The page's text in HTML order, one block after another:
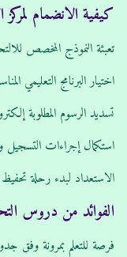
كيفية الانضمام
تعبئة النموذج المخصص
اختيار البرنامج التعليمي
تسديد الرسوم المطلوبة
استكمال إجراءات التسجيل
الاستعداد لبدء رحلة
الفوائد من دروس
فرصة للتعلم بمرونة وفق